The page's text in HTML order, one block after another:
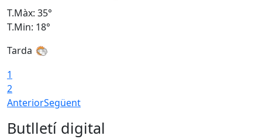
T.Màx: 35°
T.Min: 18°
Tarda
1
2
AnteriorSegüent
Butlletí digital